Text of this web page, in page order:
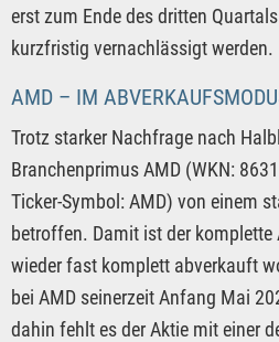
erst zum Ende des dritten
kurzfristig vernachlässigt werden.
AMD – IM
Trotz starker Nachfrage nach
Branchenprimus AMD (WKN:
Ticker-Symbol: AMD) von einem
betroffen. Damit ist der
wieder fast komplett abverkauft
bei AMD seinerzeit Anfang Mai
dahin fehlt es der Aktie mit einer